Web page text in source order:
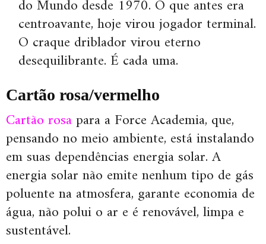
do Mundo desde 1970. O que antes era
centroavante, hoje virou jogador terminal.
O craque driblador virou eterno
desequilibrante. É cada uma.
Cartão rosa/vermelho
Cartão rosapara a Force Academia, que,
pensando no meio ambiente, está instalando
em suas dependências energia solar. A
energia solar não emite nenhum tipo de gás
poluente na atmosfera, garante economia de
água, não polui o ar e é renovável, limpa e
sustentável.